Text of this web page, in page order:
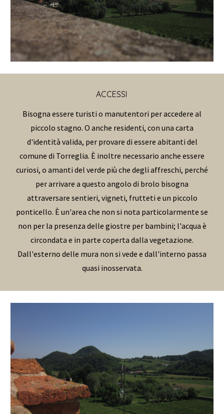
ACCESSI
Bisogna essere turisti o manutentori per accedere al
piccolo stagno. O anche residenti, con una carta
d'identità valida, per provare di essere abitanti del
comune di Torreglia. È inoltre necessario anche essere
curiosi, o amanti del verde più che degli affreschi, perché
per arrivare a questo angolo di brolo bisogna
attraversare sentieri, vigneti, frutteti e un piccolo
ponticello. È un'area che non si nota particolarmente se
non per la presenza delle giostre per bambini; l'acqua è
circondata e in parte coperta dalla vegetazione.
Dall'esterno delle mura non si vede e dall'interno passa
quasi inosservata.